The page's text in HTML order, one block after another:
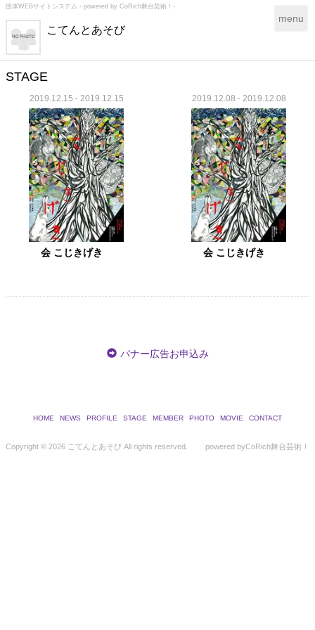
団体WEBサイトシステム - powered by CoRich舞台芸術！-
こてんとあそび
T
g
n
a
v
i
g
a
t
i
o
n
menu
STAGE
2019.12.15 - 2019.12.15
会 こじきげき
2019.12.08 - 2019.12.08
会 こじきげき
バナー広告お申込み
HOME NEWS PROFILE STAGE MEMBER PHOTO MOVIE CONTACT
Copyright © 2026 こてんとあそび All rights reserved. powered byCoRich舞台芸術！